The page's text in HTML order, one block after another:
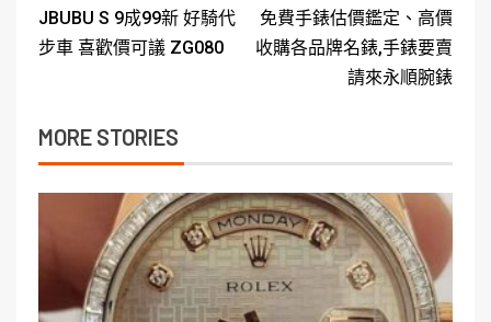
JBUBU S 9成99新 好騎代
步車 喜歡價可議 ZG080
免費手錶估價鑑定、高價
收購各品牌名錶,手錶要賣
請來永順腕錶
MORE STORIES